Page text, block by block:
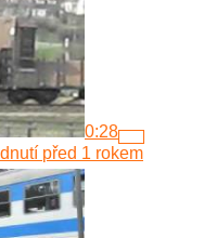
0:28
před 1 rokem